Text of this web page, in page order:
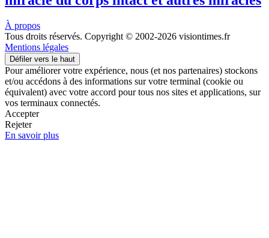
À propos
Tous droits réservés. Copyright © 2002-2026 visiontimes.fr
Mentions légales
Défiler vers le haut
Pour améliorer votre expérience, nous (et nos partenaires) stockons
et/ou accédons à des informations sur votre terminal (cookie ou
équivalent) avec votre accord pour tous nos sites et applications, sur
vos terminaux connectés.
Accepter
Rejeter
En savoir plus